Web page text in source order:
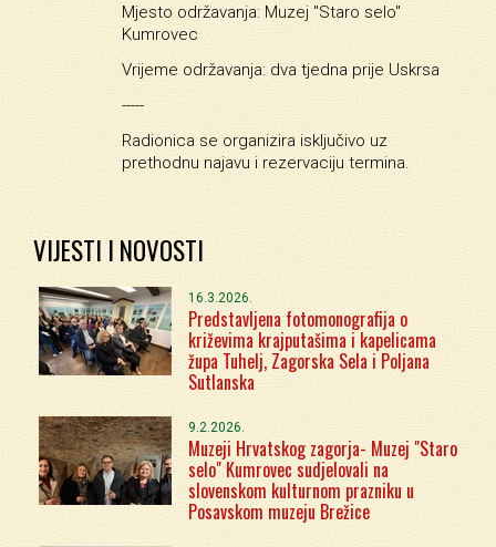
Mjesto održavanja: Muzej "Staro selo"
Kumrovec
Vrijeme održavanja: dva tjedna prije Uskrsa
-----
Radionica se organizira isključivo uz
prethodnu najavu i rezervaciju termina.
VIJESTI I NOVOSTI
16.3.2026.
Predstavljena fotomonografija o
križevima krajputašima i kapelicama
župa Tuhelj, Zagorska Sela i Poljana
Sutlanska
9.2.2026.
Muzeji Hrvatskog zagorja- Muzej "Staro
selo" Kumrovec sudjelovali na
slovenskom kulturnom prazniku u
Posavskom muzeju Brežice